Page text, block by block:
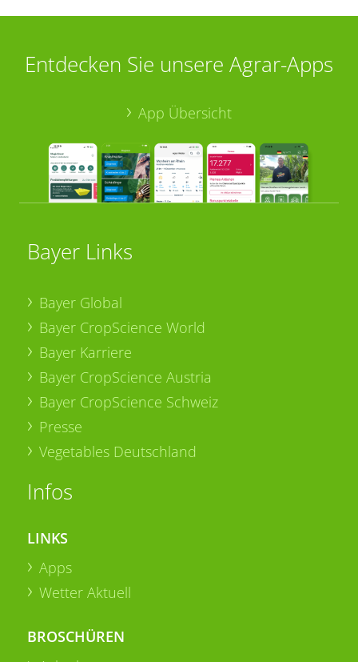
Entdecken Sie unsere Agrar-Apps
App Übersicht
Bayer Links
Bayer Global
Bayer CropScience World
Bayer Karriere
Bayer CropScience Austria
Bayer CropScience Schweiz
Presse
Vegetables Deutschland
Infos
LINKS
Apps
Wetter Aktuell
BROSCHÜREN